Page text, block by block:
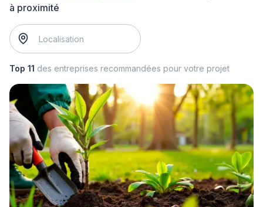
à proximité
Top 11 des entreprises recommandées pour votre projet